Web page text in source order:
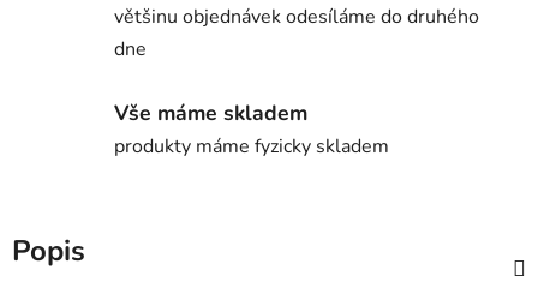
většinu objednávek odesíláme do druhého
dne
Vše máme skladem
produkty máme fyzicky skladem
Popis